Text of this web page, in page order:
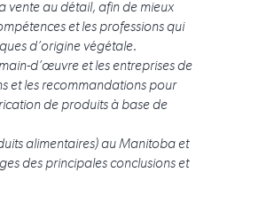
vente au détail, afin de mieux
et les professions qui
d’origine végétale.
d’œuvre et les entreprises de
et les recommandations pour
de produits à base de
alimentaires) au Manitoba et
des principales conclusions et